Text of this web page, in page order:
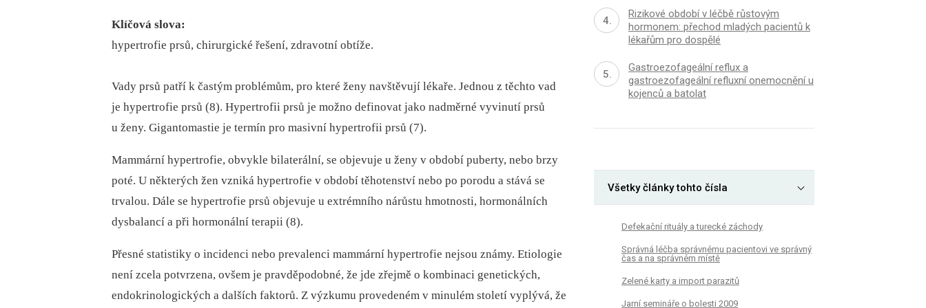
Klíčová slova:
hypertrofie prsů, chirurgické řešení, zdravotní obtíže.
Vady prsů patří k častým problémům, pro které ženy navštěvují lékaře. Jednou z těchto vad
je hypertrofie prsů (8). Hypertrofii prsů je možno definovat jako nadměrné vyvinutí prsů
u ženy. Gigantomastie je termín pro masivní hypertrofii prsů (7).
Mammární hypertrofie, obvykle bilaterální, se objevuje u ženy v období puberty, nebo brzy
poté. U některých žen vzniká hypertrofie v období těhotenství nebo po porodu a stává se
trvalou. Dále se hypertrofie prsů objevuje u extrémního nárůstu hmotnosti, hormonálních
dysbalancí a při hormonální terapii (8).
Přesné statistiky o incidenci nebo prevalenci mammární hypertrofie nejsou známy. Etiologie
není zcela potvrzena, ovšem je pravděpodobné, že jde zřejmě o kombinaci genetických,
endokrinologických a dalších faktorů. Z výzkumu provedeném v minulém století vyplývá, že
Rizikové období v léčbě růstovým
hormonem: přechod mladých pacientů k
lékařům pro dospělé
Gastroezofageální reflux a
gastroezofageální refluxní onemocnění u
kojenců a batolat
Všetky články tohto čísla
Defekační rituály a turecké záchody
Správná léčba správnému pacientovi ve správný
čas a na správném místě
Zelené karty a import parazitů
Jarní semináře o bolesti 2009